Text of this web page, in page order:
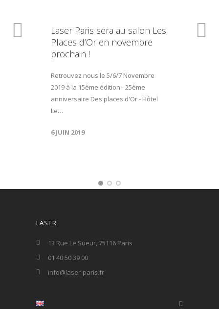
Laser Paris sera au salon Les
Places d’Or en novembre
prochain !
Retrouvez nous le 5/6/7 Novembre
2019 à la 15ème édition - 25ème
anniversaire Des places d'Or - Hôtel
Le…
6 JUIN 2019
LASER
13 Rue Le Sueur, 75116 Paris
01 40 50 39 00
info@laser-paris.fr